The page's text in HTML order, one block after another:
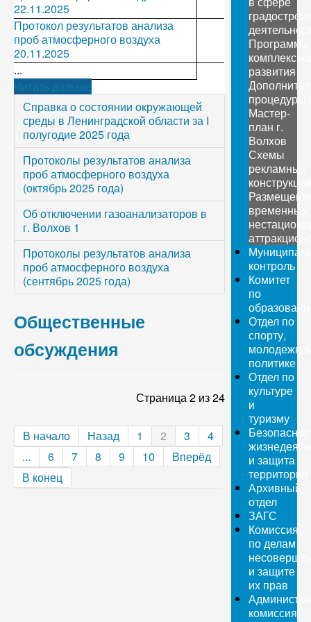
22.11.2025
Протокол результатов анализа
проб атмосферного воздуха
20.11.2025
...
Читать дальше
Справка о состоянии окружающей
среды в Ленинградской области за I
полугодие 2025 года
Протоколы результатов анализа
проб атмосферного воздуха
(октябрь 2025 года)
Об отключении газоанализаторов в
г. Волхов 1
Протоколы результатов анализа
проб атмосферного воздуха
(сентябрь 2025 года)
Общественные
обсуждения
Страница 2 из 24
В начало Назад 1 2 3
4
...
6 7 8 9 10
Вперёд
В конец
Программы
развития
процедуры
Мастер-
план г.
Волхов
Схемы
рекламных
конструкций
временных
контроль
Комитет
по
Отдел по
спорту,
политике
Отдел по
культуре
и
туризму
и защита
территорий
Архивный
отдел
ЗАГС
Комиссия
по делам
и защите
их прав
комиссия